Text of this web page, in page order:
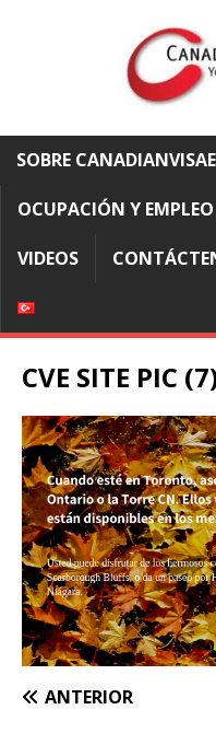
SOBRE
OCUPACIÓN Y EMPLEO
VIDEOS
CVE SITE PIC
ANTERIOR